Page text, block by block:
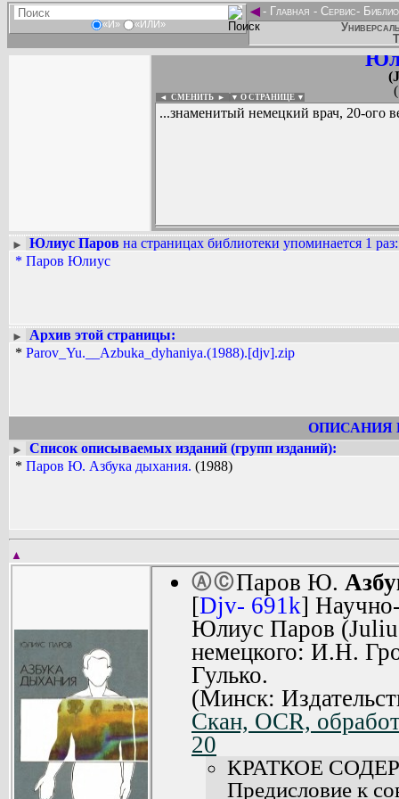
«И» «ИЛИ»
◄- Главная - Сервис-
◄ СМЕНИТЬ ► ▼ О СТРАНИЦЕ ▼
...знаменитый немецкий врач, 20-ого
► Юлиус Паров на страницах библиотеки упоминается 1 раз:
* Паров Юлиус
►
Архив этой страницы:
* Parov_Yu.__Azbuka_dyhaniya.(1988).[djv].zip
ОПИСАНИЯ
►
Список описываемых изданий (групп изданий):
* Паров Ю. Азбука дыхания. (1988)
▲
ⒶⒸПаров Ю.
[Djv- 691k]
Юлиус Паров
немецкого: И.Н.
Гулько.
(Минск:
Скан, OCR,
20
КРАТКОЕ
Предисловие к